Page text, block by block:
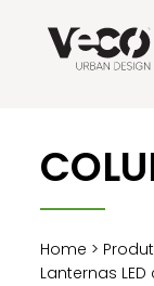
Home >
Lanternas